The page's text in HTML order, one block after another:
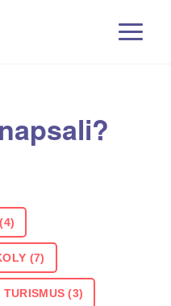
& sociální služby
Otevřít
menu
(7)
TURISMUS (3)